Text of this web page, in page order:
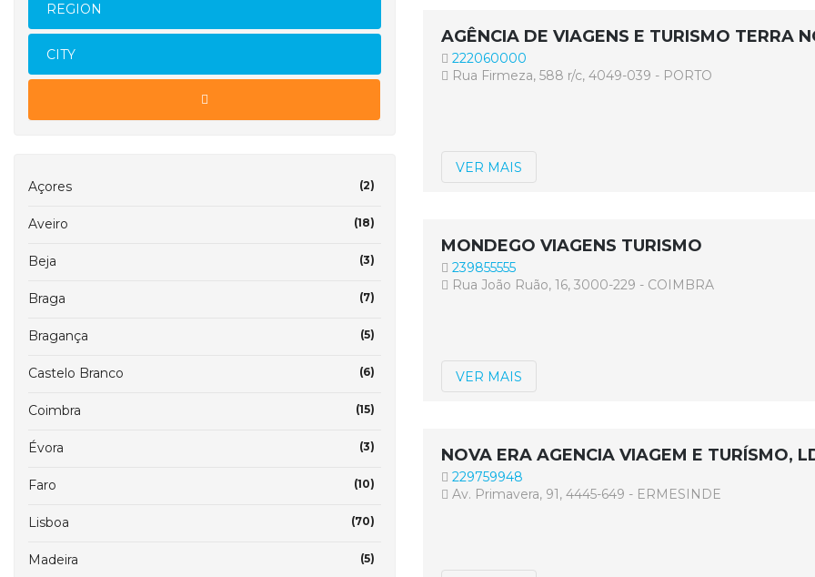
REGION
CITY
Açores (2)
Aveiro (18)
Beja (3)
Braga (7)
Bragança (5)
Castelo Branco (6)
Coimbra (15)
Évora (3)
Faro (10)
Lisboa (70)
Madeira (5)
AGÊNCIA DE VIAGENS E TURISMO TERRA
222060000
Rua Firmeza, 588 r/c, 4049-039 - PORTO
VER MAIS
MONDEGO VIAGENS TURISMO
239855555
Rua João Ruão, 16, 3000-229 - COIMBRA
VER MAIS
NOVA ERA AGENCIA VIAGEM E TURÍSMO,
229759948
Av. Primavera, 91, 4445-649 - ERMESINDE